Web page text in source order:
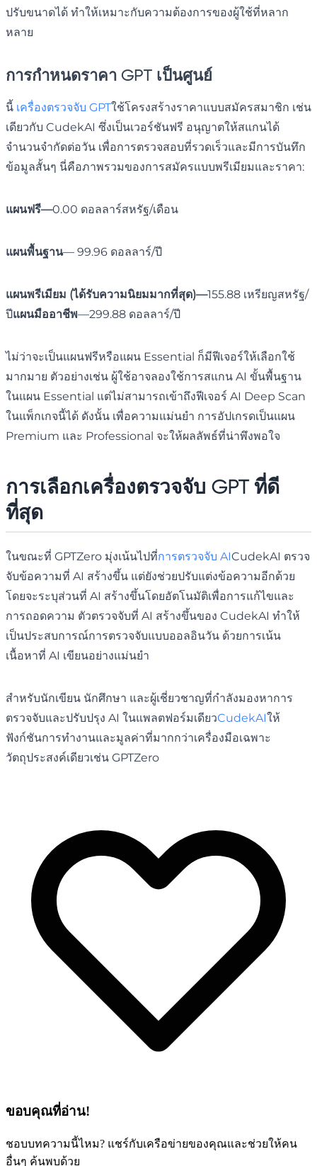
ปรับขนาดได้ ทำให้เหมาะกับความต้องการของผู้ใช้ที่หลาก
หลาย
การกำหนดราคา GPT เป็นศูนย์
นี้ เครื่องตรวจจับ GPTใช้โครงสร้างราคาแบบสมัครสมาชิก เช่น
เดียวกับ CudekAI ซึ่งเป็นเวอร์ชันฟรี อนุญาตให้สแกนได้
จำนวนจำกัดต่อวัน เพื่อการตรวจสอบที่รวดเร็วและมีการบันทึก
ข้อมูลสั้นๆ นี่คือภาพรวมของการสมัครแบบพรีเมียมและราคา:
แผนฟรี—0.00 ดอลลาร์สหรัฐ/เดือน
แผนพื้นฐาน— 99.96 ดอลลาร์/ปี
แผนพรีเมียม (ได้รับความนิยมมากที่สุด)—155.88 เหรียญสหรัฐ/
ปีแผนมืออาชีพ—299.88 ดอลลาร์/ปี
ไม่ว่าจะเป็นแผนฟรีหรือแผน Essential ก็มีฟีเจอร์ให้เลือกใช้
มากมาย ตัวอย่างเช่น ผู้ใช้อาจลองใช้การสแกน AI ขั้นพื้นฐาน
ในแผน Essential แต่ไม่สามารถเข้าถึงฟีเจอร์ AI Deep Scan
ในแพ็กเกจนี้ได้ ดังนั้น เพื่อความแม่นยำ การอัปเกรดเป็นแผน
Premium และ Professional จะให้ผลลัพธ์ที่น่าพึงพอใจ
การเลือกเครื่องตรวจจับ GPT ที่ดี
ที่สุด
ในขณะที่ GPTZero มุ่งเน้นไปที่การตรวจจับ AICudekAI ตรวจ
จับข้อความที่ AI สร้างขึ้น แต่ยังช่วยปรับแต่งข้อความอีกด้วย
โดยจะระบุส่วนที่ AI สร้างขึ้นโดยอัตโนมัติเพื่อการแก้ไขและ
การถอดความ ตัวตรวจจับที่ AI สร้างขึ้นของ CudekAI ทำให้
เป็นประสบการณ์การตรวจจับแบบออลอินวัน ด้วยการเน้น
เนื้อหาที่ AI เขียนอย่างแม่นยำ
สำหรับนักเขียน นักศึกษา และผู้เชี่ยวชาญที่กำลังมองหาการ
ตรวจจับและปรับปรุง AI ในแพลตฟอร์มเดียวCudekAIให้
ฟังก์ชันการทำงานและมูลค่าที่มากกว่าเครื่องมือเฉพาะ
วัตถุประสงค์เดียวเช่น GPTZero
ขอบคุณที่อ่าน!
ชอบบทความนี้ไหม? แชร์กับเครือข่ายของคุณและช่วยให้คน
อื่นๆ ค้นพบด้วย